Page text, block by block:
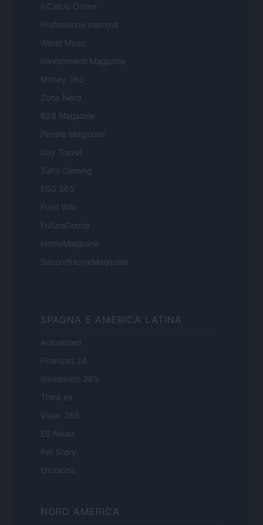
Il Calcio Online
Professione mamma
World Music
Investimenti Magazine
Money 365
Zona Nerd
B2B Magazine
People Magazine
Day Travel
Tutto Gaming
ESG 365
Food Wiki
FuturoDonna
HomeMagazine
SecondHomeMagazine
SPAGNA E AMERICA LATINA
Actualidad
Finanzas 24
Investindo 365
Think.es
Viajar 365
ES Newz
Pet Story
Encocina
NORD AMERICA